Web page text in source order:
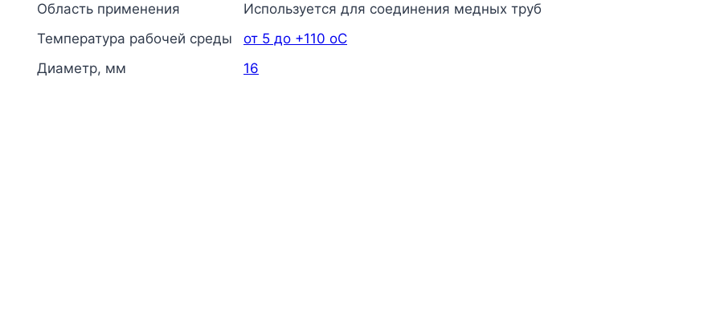
Область применения
Используется для соединения медных труб
Температура рабочей среды
от 5 до +110 oC
Диаметр, мм
16